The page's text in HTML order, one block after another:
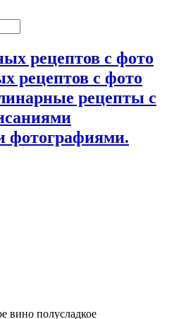
рецептов с фото
рецепты с
фотографиями.
вино полусладкое